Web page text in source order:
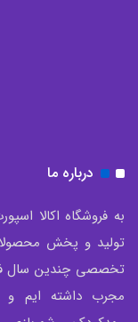
درباره ما
به فروشگاه اکالا
تولید و پخش
تخصصی چندین سال
مجرب داشته ایم و